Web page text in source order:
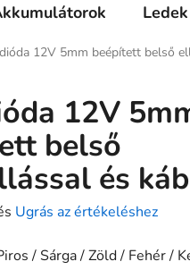
Ledek
12V 5mm beépített belső
12V
belső
és
Ugrás az értékeléshez
/ Sárga / Zöld / Fehér /